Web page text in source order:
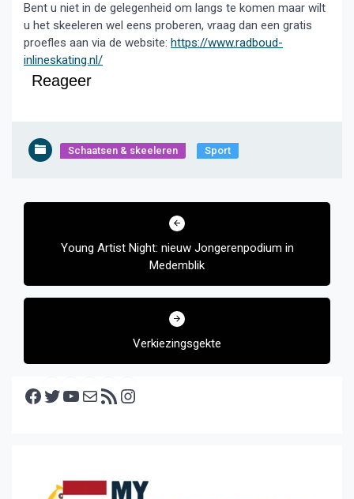
Bent u niet in de gelegenheid om langs te komen maar wilt
u het skeeleren wel eens proberen, vraag dan een gratis
proefles aan via de website: https://www.radboud-
inlineskating.nl/
Reageer
Schaatsen & skeeleren Sport
Bericht
Young Artist Night: nieuw Jongerenpodium in
Medemblik
Verkiezingsgekte
Facebook Twitter YouTube E-mail RSS feed